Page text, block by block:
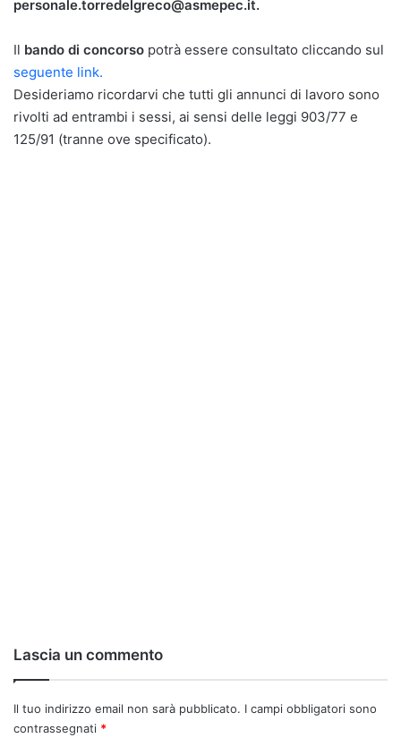
personale.torredelgreco@asmepec.it.
Il bando di concorso potrà essere consultato cliccando sul
seguente link.
Desideriamo ricordarvi che tutti gli annunci di lavoro sono
rivolti ad entrambi i sessi, ai sensi delle leggi 903/77 e
125/91 (tranne ove specificato).
Lascia un commento
Il tuo indirizzo email non sarà pubblicato. I campi obbligatori sono
contrassegnati *